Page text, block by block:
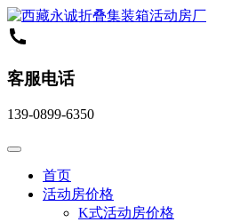
客服电话
139-0899-6350
首页
活动房价格
K式活动房价格